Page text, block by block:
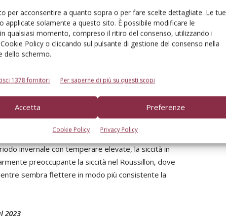
per acconsentire a quanto sopra o per fare scelte dettagliate. Le tue
applicate solamente a questo sito. È possibile modificare le
qualsiasi momento, compreso il ritiro del consenso, utilizzando i
Policy o cliccando sul pulsante di gestione del consenso nella
dello schermo.
1378 fornitori Per saperne di più su questi scopi
Accetta Preferenze
Cookie Policy Privacy Policy
rispetto al raccolto medio 2018-2022. Nelle
Murcia sono già in piena raccolta volumi che
situazione nelle regioni più tardive, oggetto delle
in anticipo di circa 10 giorni rispetto al 2023
per mancanza di ore in freddo. Le due regioni
della produzione di albicocche spagnole.
dialbicocche francesipari a circa 88.000
2023 che era stata un’annata produttiva e si
del periodo 2018-2022. I minori volumi sono
abbondanti dello scorso anno di alcune
invernale con temperare elevate, la siccità in
preoccupante la siccità nel Roussillon, dove
sembra flettere in modo più consistente la
2023